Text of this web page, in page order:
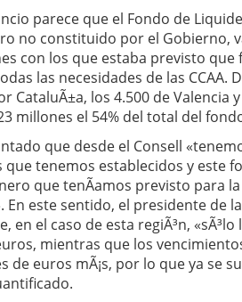
parece que el Fondo de
no constituido por el Gobierno,
con los que estaba previsto
las necesidades de las CCAA.
CataluÃ±a, los 4.500 de Valencia
millones el 54% del total del
que desde el Consell
que tenemos establecidos y este
que tenÃ­amos previsto para
En este sentido, el presidente de
en el caso de esta regiÃ³n,
mientras que los
de euros mÃ¡s, por lo que ya se